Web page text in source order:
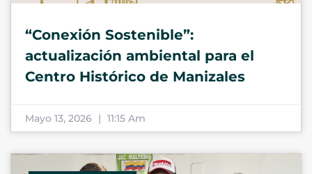
“Conexión Sostenible”:
actualización ambiental para el
Centro Histórico de Manizales
Mayo 13, 2026 11:15 Am